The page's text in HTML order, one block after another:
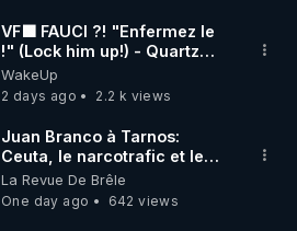
VF🟩 FAUCI ?! "Enfermez le
!" (Lock him up!) - Quartz
Traduction
WakeUp
2 days ago
2.2 k views
Juan Branco à Tarnos:
Ceuta, le narcotrafic et le
pouvoir en France
La Revue De Brêle
One day ago
642 views